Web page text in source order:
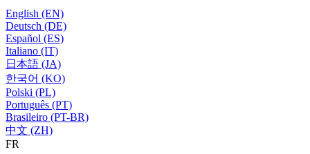
English (EN)
Deutsch (DE)
Español (ES)
Italiano (IT)
日本語 (JA)
한국어 (KO)
Polski (PL)
Português (PT)
Brasileiro (PT-BR)
中文 (ZH)
FR